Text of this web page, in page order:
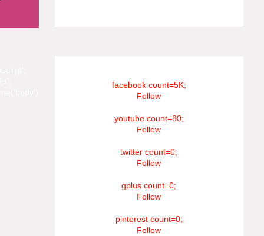
facebook count=5K;
Follow
youtube count=80;
Follow
twitter count=0;
Follow
gplus count=0;
Follow
pinterest count=0;
Follow